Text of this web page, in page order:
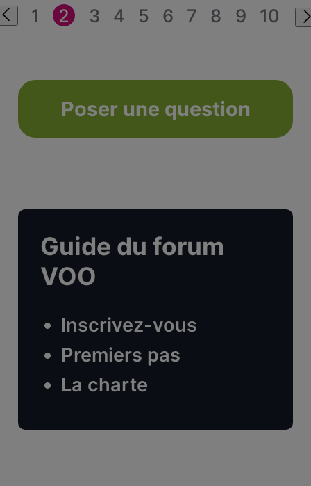
1 2 3 4 5 6 7 8 9 10
Poser une question
Guide du forum
VOO
Inscrivez-vous
Premiers pas
La charte